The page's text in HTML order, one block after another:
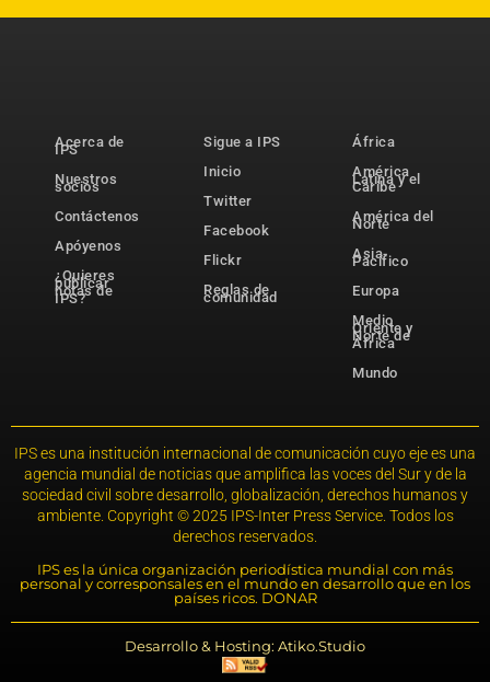
Acerca de
IPS
Nuestros
socios
Contáctenos
Apóyenos
¿Quieres
publicar
notas de
IPS?
Sigue a IPS
Inicio
Twitter
Facebook
Flickr
Reglas de
comunidad
África
América
Latina y el
Caribe
América del
Norte
Asia-
Pacífico
Europa
Medio
Oriente y
Norte de
África
Mundo
IPS es una institución internacional de comunicación cuyo eje es una
agencia mundial de noticias que amplifica las voces del Sur y de la
sociedad civil sobre desarrollo, globalización, derechos humanos y
ambiente. Copyright © 2025 IPS-Inter Press Service. Todos los
derechos reservados.
IPS es la única organización periodística mundial con más
personal y corresponsales en el mundo en desarrollo que en los
países ricos. DONAR
Desarrollo & Hosting: Atiko.Studio